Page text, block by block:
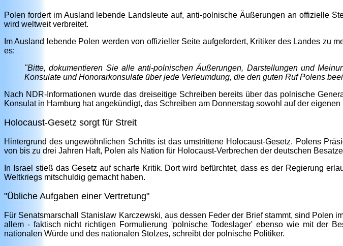
Polen fordert im Ausland lebende Landsleute auf, anti-polnische Äußerungen an offizielle
wird weltweit verbreitet.
Im Ausland lebende Polen werden von offizieller Seite aufgefordert, Kritiker des Landes zu
es:
"Bitte, dokumentieren Sie alle anti-polnischen Äußerungen, Darstellungen und
Konsulate und Honorarkonsulate über jede Verleumdung, die den guten Ruf Polens
Nach NDR-Informationen wurde das dreiseitige Schreiben bereits über das polnische
Konsulat in Hamburg hat angekündigt, das Schreiben am Donnerstag sowohl auf der
Holocaust-Gesetz sorgt für Streit
Hintergrund des ungewöhnlichen Schritts ist das umstrittene Holocaust-Gesetz. Polens
von bis zu drei Jahren Haft, Polen als Nation für Holocaust-Verbrechen der deutschen
In Israel stieß das Gesetz auf scharfe Kritik. Dort wird befürchtet, dass es der Regierung
Weltkriegs mitschuldig gemacht haben.
"Übliche Aufgaben einer Vertretung"
Für Senatsmarschall Stanislaw Karczewski, aus dessen Feder der Brief stammt, sind Polen
allem - faktisch nicht richtigen Formulierung 'polnische Todeslager' ebenso wie mit der
nationalen Würde und des nationalen Stolzes, schreibt der polnische Politiker.